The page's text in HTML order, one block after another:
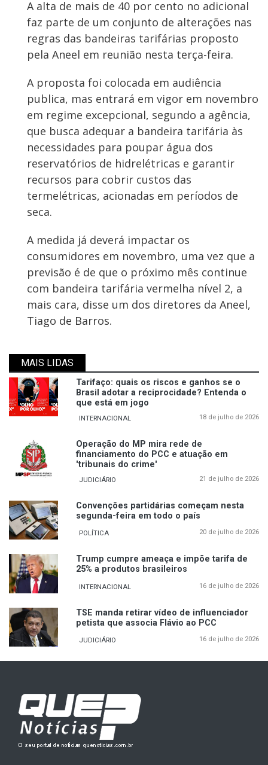
A alta de mais de 40 por cento no adicional
faz parte de um conjunto de alterações nas
regras das bandeiras tarifárias proposto
pela Aneel em reunião nesta terça-feira.
A proposta foi colocada em audiência
publica, mas entrará em vigor em novembro
em regime excepcional, segundo a agência,
que busca adequar a bandeira tarifária às
necessidades para poupar água dos
reservatórios de hidrelétricas e garantir
recursos para cobrir custos das
termelétricas, acionadas em períodos de
seca.
A medida já deverá impactar os
consumidores em novembro, uma vez que a
previsão é de que o próximo mês continue
com bandeira tarifária vermelha nível 2, a
mais cara, disse um dos diretores da Aneel,
Tiago de Barros.
MAIS LIDAS
Tarifaço: quais os riscos e ganhos se o
Brasil adotar a reciprocidade? Entenda o
que está em jogo
INTERNACIONAL 18 de julho de 2026
Operação do MP mira rede de
financiamento do PCC e atuação em
'tribunais do crime'
JUDICIÁRIO 21 de julho de 2026
Convenções partidárias começam nesta
segunda-feira em todo o país
POLÍTICA 20 de julho de 2026
Trump cumpre ameaça e impõe tarifa de
25% a produtos brasileiros
INTERNACIONAL 16 de julho de 2026
TSE manda retirar vídeo de influenciador
petista que associa Flávio ao PCC
JUDICIÁRIO 16 de julho de 2026